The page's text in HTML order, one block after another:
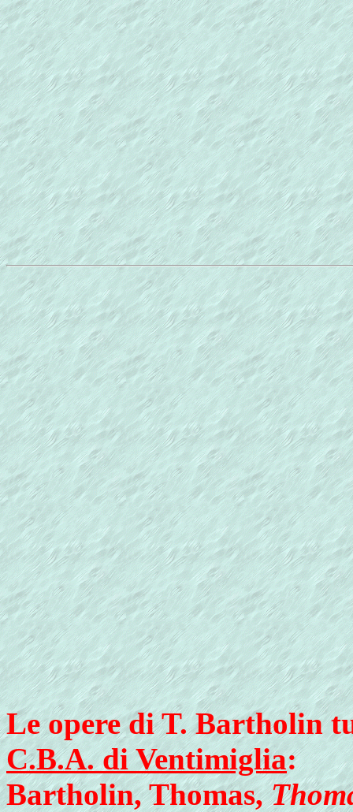
Le opere di T. Bartholin
C.B.A. di Ventimiglia:
Bartholin, Thomas,